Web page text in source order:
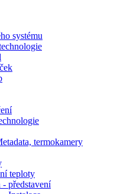
systému
termokamery
teploty
představení